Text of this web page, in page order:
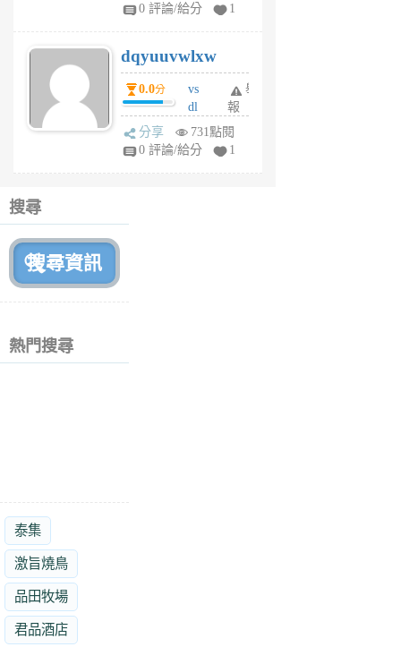
6
個
月
前
0 評論/給分
1
dqyuuvwlxw
0.0分
vs
dl
sq
fy
舉
報
分享
731點閱
0 評論/給分
1
搜尋
熱門搜尋
泰集
激旨燒鳥
品田牧場
君品酒店